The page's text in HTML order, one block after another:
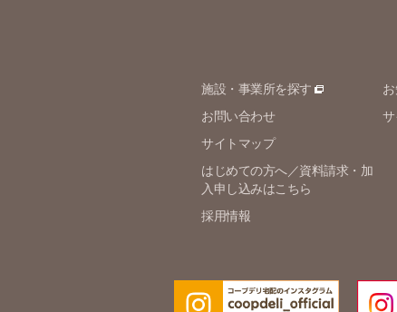
施設・事業所を探す
お問い合わせ
サイトマップ
はじめての方へ／資料請求・加
入申し込みはこちら
採用情報
サ